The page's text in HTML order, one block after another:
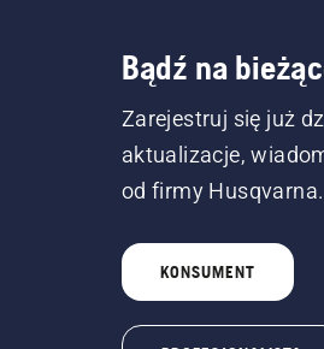
Bądź na
Zarejestruj się już
aktualizacje,
od firmy Husqvarna.
KONSUMENT